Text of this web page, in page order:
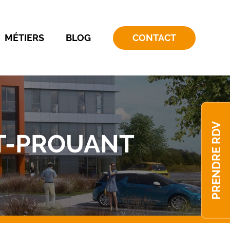
MÉTIERS BLOG CONTACT
PROUANT PRENDRE RDV